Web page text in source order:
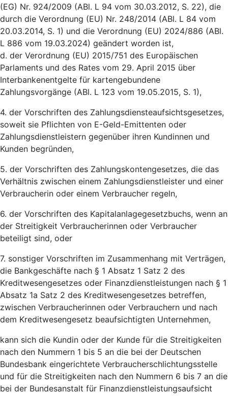
(EG) Nr. 924/2009 (ABl. L 94 vom 30.03.2012, S. 22), die
durch die Verordnung (EU) Nr. 248/2014 (ABl. L 84 vom
20.03.2014, S. 1) und die Verordnung (EU) 2024/886 (ABl.
L 886 vom 19.03.2024) geändert worden ist,
d. der Verordnung (EU) 2015/751 des Europäischen
Parlaments und des Rates vom 29. April 2015 über
Interbankenentgelte für kartengebundene
Zahlungsvorgänge (ABl. L 123 vom 19.05.2015, S. 1),
4. der Vorschriften des Zahlungsdiensteaufsichtsgesetzes,
soweit sie Pflichten von E-Geld-Emittenten oder
Zahlungsdienstleistern gegenüber ihren Kundinnen und
Kunden begründen,
5. der Vorschriften des Zahlungskontengesetzes, die das
Verhältnis zwischen einem Zahlungsdienstleister und einer
Verbraucherin oder einem Verbraucher regeln,
6. der Vorschriften des Kapitalanlagegesetzbuchs, wenn an
der Streitigkeit Verbraucherinnen oder Verbraucher
beteiligt sind, oder
7. sonstiger Vorschriften im Zusammenhang mit Verträgen,
die Bankgeschäfte nach § 1 Absatz 1 Satz 2 des
Kreditwesengesetzes oder Finanzdienstleistungen nach § 1
Absatz 1a Satz 2 des Kreditwesengesetzes betreffen,
zwischen Verbraucherinnen oder Verbrauchern und nach
dem Kreditwesengesetz beaufsichtigten Unternehmen,
kann sich die Kundin oder der Kunde für die Streitigkeiten
nach den Nummern 1 bis 5 an die bei der Deutschen
Bundesbank eingerichtete Verbraucherschlichtungsstelle
und für die Streitigkeiten nach den Nummern 6 bis 7 an die
bei der Bundesanstalt für Finanzdienstleistungsaufsicht